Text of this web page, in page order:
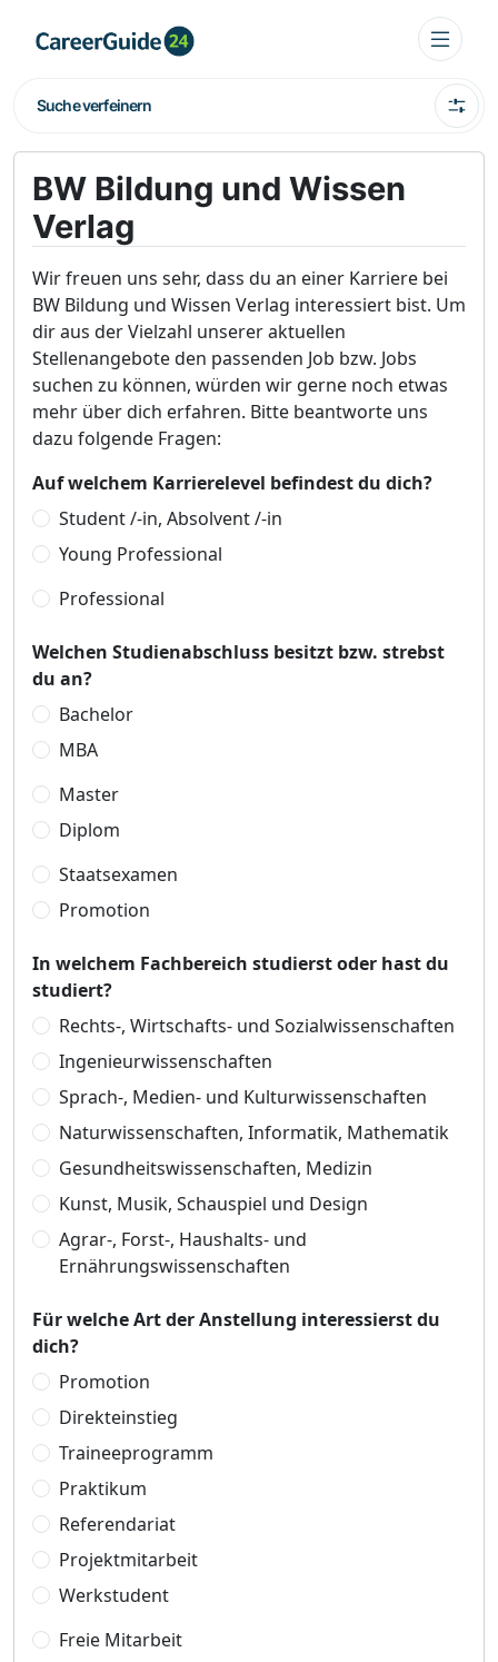
Suche verfeinern
BW Bildung und Wissen
Verlag
Wir freuen uns sehr, dass du an einer Karriere bei
BW Bildung und Wissen Verlag interessiert bist. Um
dir aus der Vielzahl unserer aktuellen
Stellenangebote den passenden Job bzw. Jobs
suchen zu können, würden wir gerne noch etwas
mehr über dich erfahren. Bitte beantworte uns
dazu folgende Fragen:
Auf welchem Karrierelevel befindest du dich?
Student /-in, Absolvent /-in
Young Professional
Professional
Welchen Studienabschluss besitzt bzw. strebst
du an?
Bachelor
MBA
Master
Diplom
Staatsexamen
Promotion
In welchem Fachbereich studierst oder hast du
studiert?
Rechts-, Wirtschafts- und Sozialwissenschaften
Ingenieurwissenschaften
Sprach-, Medien- und Kulturwissenschaften
Naturwissenschaften, Informatik, Mathematik
Gesundheitswissenschaften, Medizin
Kunst, Musik, Schauspiel und Design
Agrar-, Forst-, Haushalts- und
Ernährungswissenschaften
Für welche Art der Anstellung interessierst du
dich?
Promotion
Direkteinstieg
Traineeprogramm
Praktikum
Referendariat
Projektmitarbeit
Werkstudent
Freie Mitarbeit